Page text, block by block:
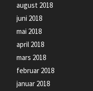
august 2018
juni 2018
mai 2018
april 2018
mars 2018
februar 2018
januar 2018